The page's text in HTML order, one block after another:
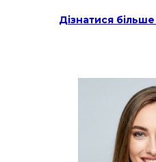
Дізнатися